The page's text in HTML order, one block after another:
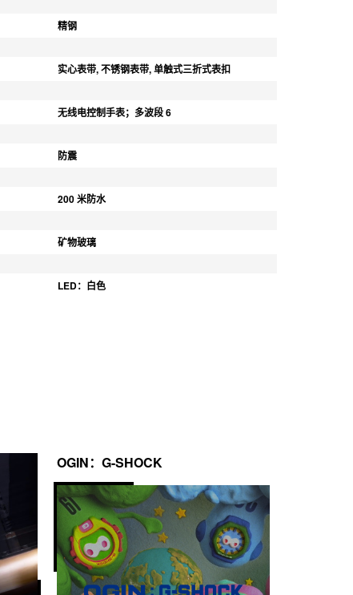
精钢
实心表带, 不锈钢表带, 单触式三折式表扣
无线电控制手表；多波段 6
防震
200 米防水
矿物玻璃
LED：白色
OGIN：G-SHOCK